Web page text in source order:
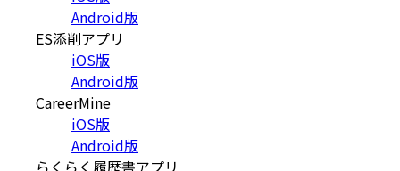
Android版
ES添削アプリ
iOS版
Android版
CareerMine
iOS版
Android版